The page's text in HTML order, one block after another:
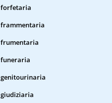
forfetaria
frammentaria
frumentaria
funeraria
genitourinaria
giudiziaria